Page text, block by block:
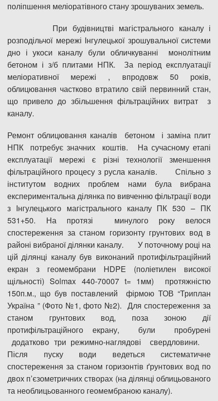
поліпшення меліоратівного стану зрошуваних земель.
При будівництві магістрального каналу і
розподільчої мережі Інгулецької зрошувальної системи
дно і укоси каналу були обличкуванні монолітним
бетоном і з/б плитами НПК. За період експлуатації
меліоративної мережі , впродовж 50 років,
облицювання частково втратило свій первинний стан,
що привело до збільшення фільтраційних витрат з
каналу.
Ремонт облицювання каналів бетоном і заміна плит
НПК потребує значних коштів. На сучасному етапі
експлуатації мережі є різні технології зменшення
фільтраційного процесу з русла каналів. Спільно з
інститутом водних проблем нами була вибрана
експериментальна ділянка по вивченню фільтрації води
з Інгулецького магістрального каналу ПК 530 – ПК
531+50. На протязі минулого року велося
спостереження за станом горизонту грунтових вод в
районі вибраної ділянки каналу. У поточному році на
цій ділянці каналу був виконаний протифільтраційний
екран з геомембрани HDPE (поліетилен високої
щільності) Solmax 440-70007 t= 1мм) протяжністю
150п.м., що був поставлений фірмою ТОВ “Триплан
Україна ” (Фото №1, фото №2). Для спостереження за
станом грунтових вод, поза зоною дії
протифільтраційного екрану, були пробурені
додатково три режимно-наглядові свердловини.
Після пуску води ведеться систематичне
спостереження за станом горизонтів ґрунтових вод по
двох п’єзометричних створах (на ділянці облицьованого
та необлицьованного геомембраною каналу).